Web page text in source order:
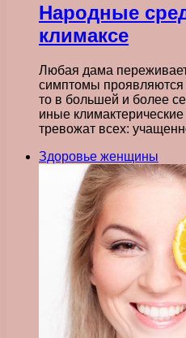
Народные
климаксе
Любая дама
симптомы проявляются
то в большей и более
иные климактерические
тревожат всех:
Здоровье женщины